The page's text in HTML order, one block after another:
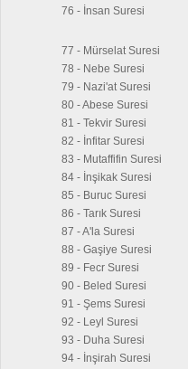
76 - İnsan Suresi
77 - Mürselat Suresi
78 - Nebe Suresi
79 - Nazi'at Suresi
80 - Abese Suresi
81 - Tekvir Suresi
82 - İnfitar Suresi
83 - Mutaffifin Suresi
84 - İnşikak Suresi
85 - Buruc Suresi
86 - Tarık Suresi
87 - A'la Suresi
88 - Gaşiye Suresi
89 - Fecr Suresi
90 - Beled Suresi
91 - Şems Suresi
92 - Leyl Suresi
93 - Duha Suresi
94 - İnşirah Suresi